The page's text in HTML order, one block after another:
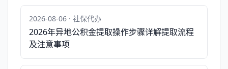
2026-08-06 · 社保代办
2026年异地公积金提取操作步骤详解提取流程
及注意事项